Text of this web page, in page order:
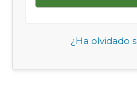
¿Ha olvidado